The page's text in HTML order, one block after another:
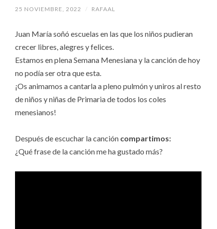
25 NOVIEMBRE, 2022 / RAFAAL
Juan María soñó escuelas en las que los niños pudieran
crecer libres, alegres y felices.
Estamos en plena Semana Menesiana y la canción de hoy
no podía ser otra que esta.
¡Os animamos a cantarla a pleno pulmón y uniros al resto
de niños y niñas de Primaria de todos los coles
menesianos!
Después de escuchar la canción compartimos:
¿Qué frase de la canción me ha gustado más?